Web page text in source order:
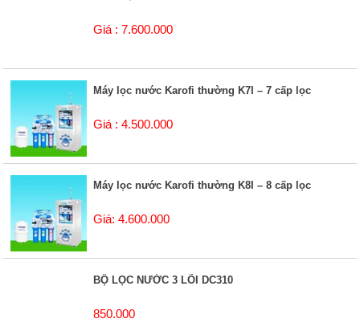
Giá : 7.600.000
Máy lọc nước Karofi thường K7I – 7 cấp lọc
Giá : 4.500.000
Máy lọc nước Karofi thường K8I – 8 cấp lọc
Giá: 4.600.000
BỘ LỌC NƯỚC 3 LÕI DC310
850.000